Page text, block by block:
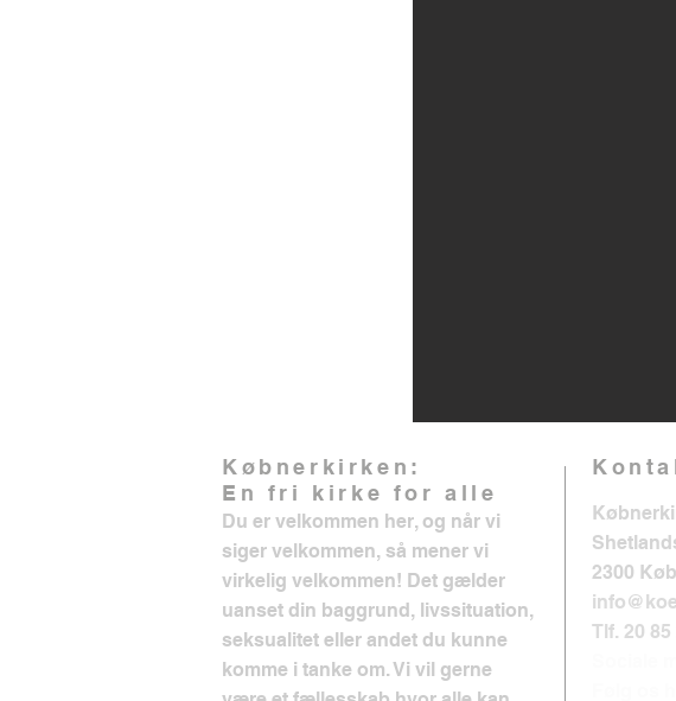
Købnerkirken:
En fri kirke for alle
Du er velkommen her, og når vi
siger velkommen, så mener vi
virkelig velkommen! Det gælder
uanset din baggrund, livssituation,
seksualitet eller andet du kunne
komme i tanke om. Vi vil gerne
2300
Tlf. 20 85